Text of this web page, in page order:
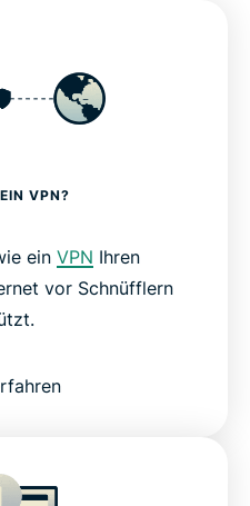
VPN?
ein VPN Ihren
vor Schnüfflern